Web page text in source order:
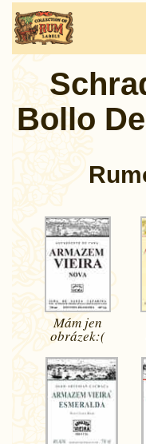
Bollo
Mám jen
obrázek:(